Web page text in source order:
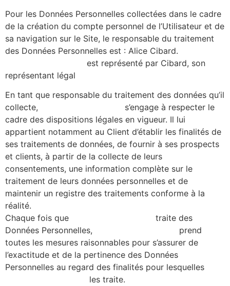
Pour les Données Personnelles collectées dans le cadre
de la création du compte personnel de l’Utilisateur et de
sa navigation sur le Site, le responsable du traitement
des Données Personnelles est : Alice Cibard.
est représenté par Cibard, son
représentant légal
En tant que responsable du traitement des données qu’il
collecte,
s’engage à respecter le
cadre des dispositions légales en vigueur. Il lui
appartient notamment au Client d’établir les finalités de
ses traitements de données, de fournir à ses prospects
et clients, à partir de la collecte de leurs
consentements, une information complète sur le
traitement de leurs données personnelles et de
maintenir un registre des traitements conforme à la
réalité.
Chaque fois que
traite des
Données Personnelles,
prend
toutes les mesures raisonnables pour s’assurer de
l’exactitude et de la pertinence des Données
Personnelles au regard des finalités pour lesquelles
les traite.